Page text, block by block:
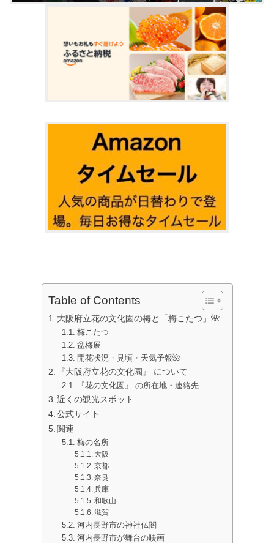
Table of Contents
大阪府立花の文化園の梅と「梅こたつ」🌺
梅こたつ
盆梅展
開花状況・見頃・天気予報🌺
『大阪府立花の文化園』 について
『花の文化園』 の所在地・連絡先
近くの観光スポット
公式サイト
関連
梅の名所
大阪
京都
奈良
兵庫
和歌山
滋賀
河内長野市の神社仏閣
河内長野市が舞台の映画